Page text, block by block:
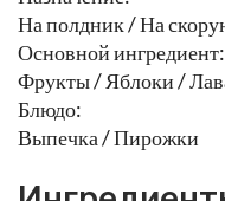
На полдник / На
Основной ингредиент:
Фрукты / Яблоки /
Блюдо:
Выпечка / Пирожки